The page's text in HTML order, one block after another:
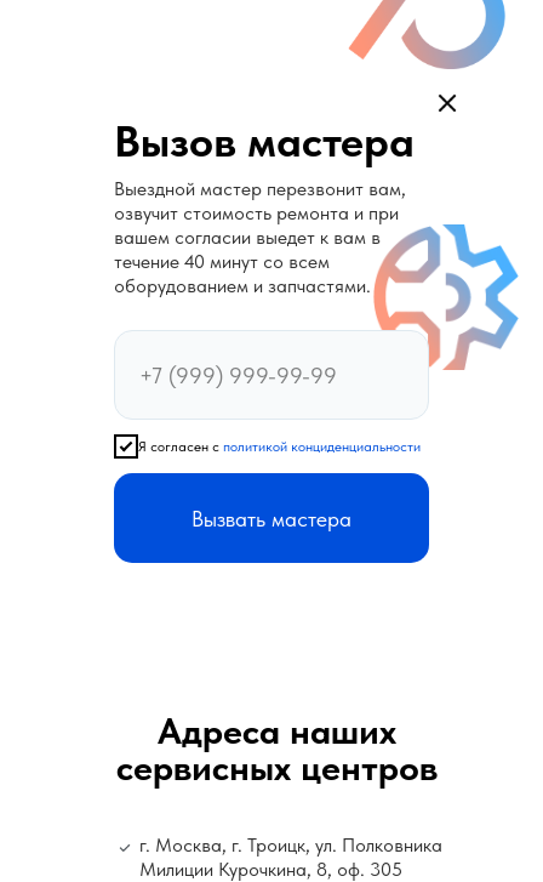
Вызов мастера
Выездной мастер перезвонит вам,
озвучит стоимость ремонта и при
вашем согласии выедет к вам в
течение 40 минут со всем
оборудованием и запчастями.
Я согласен с политикой конциденциальности
Вызвать мастера
Адреса наших
сервисных центров
г. Москва, г. Троицк, ул. Полковника
Милиции Курочкина, 8, оф. 305